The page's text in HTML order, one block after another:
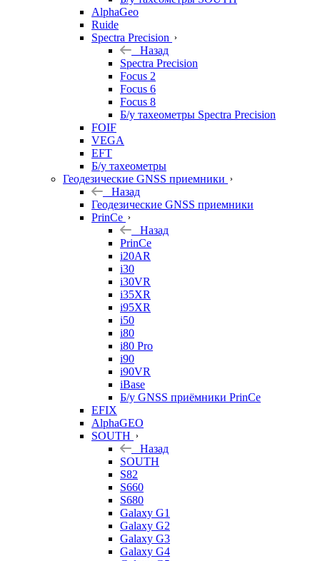
AlphaGeo
Ruide
Spectra Precision
Назад
Spectra Precision
Focus 2
Focus 6
Focus 8
Б/у тахеометры Spectra Precision
FOIF
VEGA
EFT
Б/у тахеометры
Геодезические GNSS приемники
Назад
Геодезические GNSS приемники
PrinCe
Назад
PrinCe
i20AR
i30
i30VR
i35XR
i95XR
i50
i80
i80 Pro
i90
i90VR
iBase
Б/у GNSS приёмники PrinCe
EFIX
AlphaGEO
SOUTH
Назад
SOUTH
S82
S660
S680
Galaxy G1
Galaxy G2
Galaxy G3
Galaxy G4